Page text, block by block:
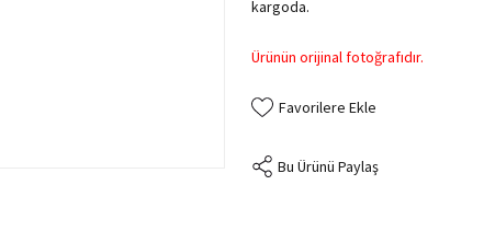
kargoda.
Ürünün orijinal fotoğrafıdır.
Bu Ürünü Paylaş